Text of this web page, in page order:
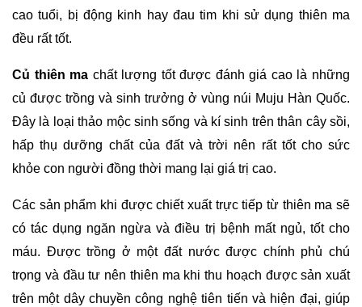
cao tuổi, bị động kinh hay đau tim khi sử dụng thiên ma
đều rất tốt.
Củ thiên ma chất lượng tốt được đánh giá cao là những
củ được trồng và sinh trưởng ở vùng núi Muju Hàn Quốc.
Đây là loại thảo mộc sinh sống và kí sinh trên thân cây sồi,
hấp thụ dưỡng chất của đất và trời nên rất tốt cho sức
khỏe con người đồng thời mang lại giá trị cao.
Các sản phẩm khi được chiết xuất trực tiếp từ thiên ma sẽ
có tác dụng ngăn ngừa và điều trị bệnh mất ngủ, tốt cho
máu. Được trồng ở một đất nước được chính phủ chú
trọng và đầu tư nên thiên ma khi thu hoạch được sản xuất
trên một dây chuyền công nghệ tiên tiến và hiện đại, giúp